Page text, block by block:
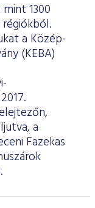
1300
a Közép-
(KEBA)
a
Fazekas